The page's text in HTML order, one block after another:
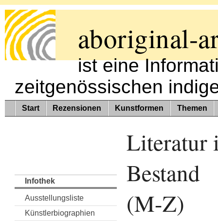
aboriginal-
ist eine
zeitgenössischen
Start Rezensionen Kunstformen Themen
Infothek
Ausstellungsliste
Künstlerbiographien
Literatur
Bestand
(M-Z)